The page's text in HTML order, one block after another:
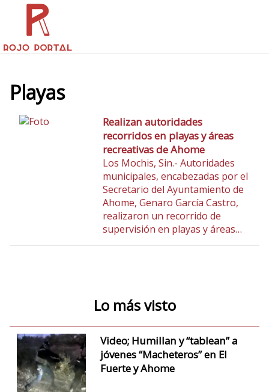
Playas
Realizan autoridades
recorridos en playas y áreas
recreativas de Ahome
Los Mochis, Sin.- Autoridades
municipales, encabezadas por el
Secretario del Ayuntamiento de
Ahome, Genaro García Castro,
realizaron un recorrido de
supervisión en playas y áreas…
Lo más visto
Video; Humillan y “tablean” a
jóvenes “Macheteros” en El
Fuerte y Ahome